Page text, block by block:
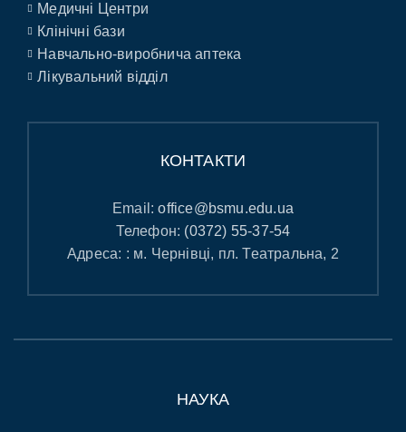
Медичні Центри
Клінічні бази
Навчально-виробнича аптека
Лікувальний відділ
КОНТАКТИ
Email:office@bsmu.edu.ua
Телефон: (0372) 55-37-54
Адреса: : м. Чернівці, пл. Театральна, 2
НАУКА